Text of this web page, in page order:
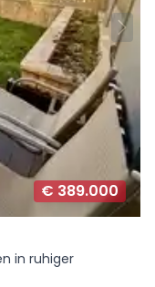
€ 389.000
in ruhiger